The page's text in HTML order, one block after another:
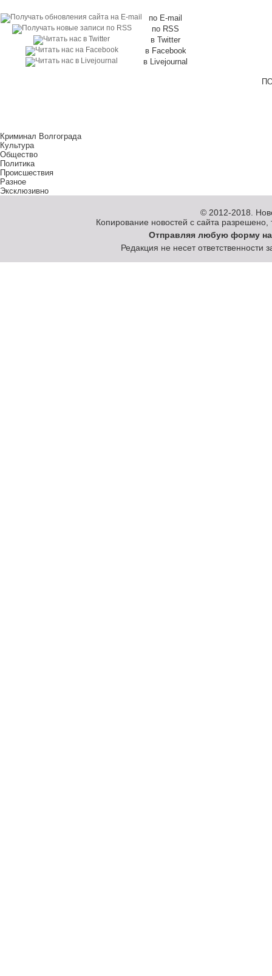
по E-mail
по RSS
в Twitter
в Facebook
в Livejournal
Криминал Волгограда
Культура
Общество
Политика
Происшествия
Разное
Эксклюзивно
© 2012-2018.
Копирование новостей с сайта разрешено,
Отправляя любую форму на
Редакция не несет